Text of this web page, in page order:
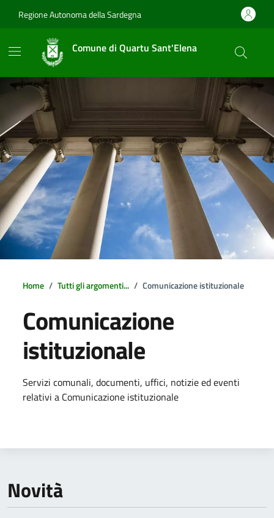
Regione Autonoma della Sardegna
Comune di Quartu Sant'Elena
Home Tutti gli argomenti... Comunicazione istituzionale
Comunicazione
istituzionale
Dettagli della notizia
Servizi comunali, documenti, uffici, notizie ed eventi
relativi a Comunicazione istituzionale
Novità